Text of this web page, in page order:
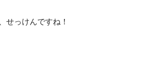
せっけんですね！